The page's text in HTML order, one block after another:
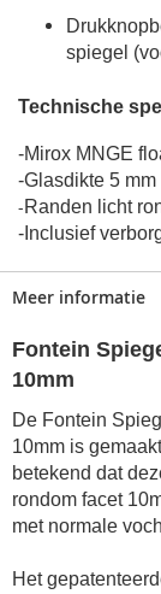
spiegel
Technische
-Mirox MNGE
-Glasdikte 5 mm
-Randen licht
-Inclusief
Meer informatie
Fontein
10mm
De Fontein
10mm is
betekend dat
rondom facet
met normale
Het